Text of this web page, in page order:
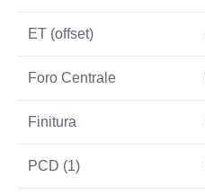
ET (offset)
Foro Centrale
Finitura
PCD (1)